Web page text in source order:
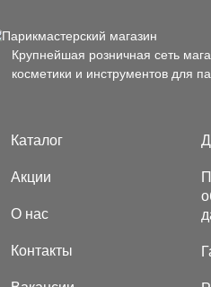
Крупнейшая розничная сеть
косметики и инструментов для
Каталог
Акции
О нас
Контакты